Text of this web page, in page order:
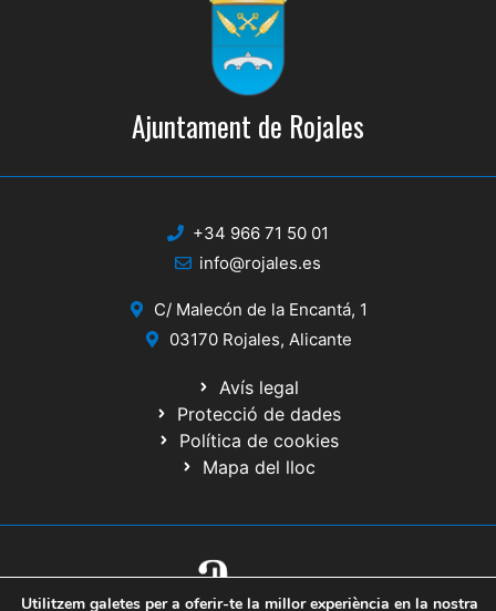
Ajuntament de Rojales
+34 966 71 50 01
info@rojales.es
C/ Malecón de la Encantá, 1
03170 Rojales, Alicante
Avís legal
Protecció de dades
Política de cookies
Mapa del lloc
Utilitzem galetes per a oferir-te la millor experiència en la nostra